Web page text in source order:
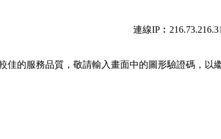
連線
佳的服務品質，敬請輸入畫面中的圖形驗證碼，以